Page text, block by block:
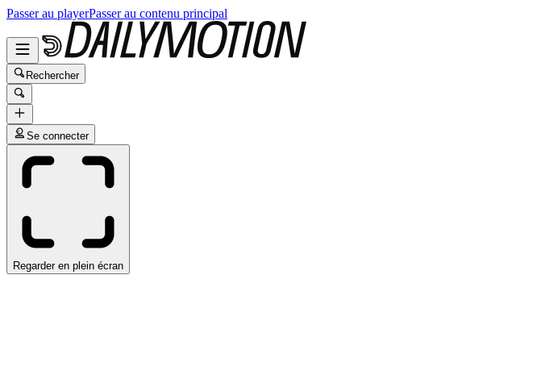
Passer au playerPasser au contenu principal
Rechercher
Se connecter
Regarder en plein écran